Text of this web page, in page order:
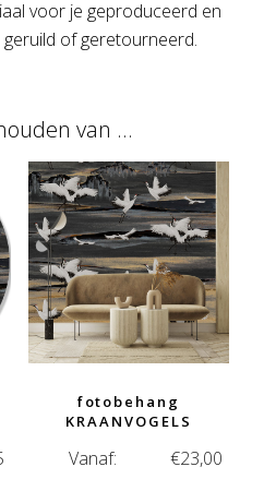
voor je geproduceerd en
of geretourneerd.
van …
fotobehang
KRAANVOGELS
Vanaf: €23,00